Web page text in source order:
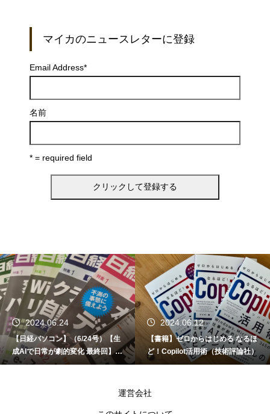
マイカのニュースレターに登録
Email Address*
名前
* = required field
2024.06.24
【日経パソコン】（6/24号）【生
成AIで日常が劇的変化 最終回】 A
I時代のアプリケーション／サービ
2024.06.12
【書籍】ゼロからはじめる なるほ
ど！Copilot活用術（技術評論社）
運営会社